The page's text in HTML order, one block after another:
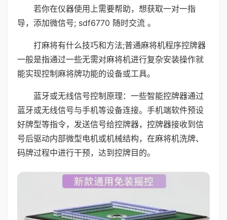
若你在仪器使用上需要帮助，想获取一对一指
导，添加微信号; sdf6770 随时交流 。
打麻将有什么技巧和方法;普通麻将机程序控牌器
一般是指通过一些无需对麻将机进行复杂安装操作就
能实现控制麻将牌功能的设备或工具。
蓝牙或无线信号控制原理：一些智能控牌器通过
蓝牙或无线信号与手机等设备连接。手机端软件预设
好牌型等指令，发送信号给控牌器，控牌器接收到信
号后驱动内部微型电机或机械结构，在麻将机洗牌、
码牌过程中进行干预，达到控牌目的。